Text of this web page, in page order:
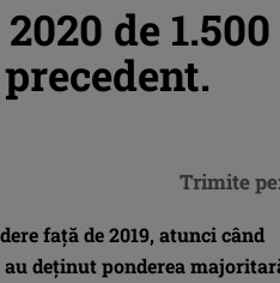
de 1.500
faţă de 2019, atunci când
au deţinut ponderea
Trimite